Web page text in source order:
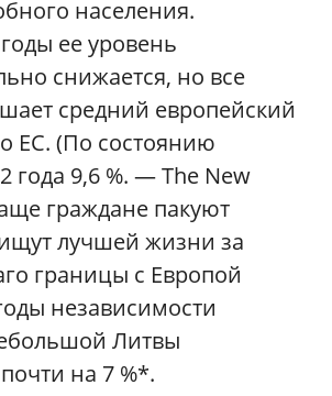
населения.
ее уровень
снижается, но все
средний европейский
ЕС. (По состоянию
года 9,6 %. — The New
граждане пакуют
лучшей жизни за
границы с Европой
независимости
Литвы
на 7 %*.